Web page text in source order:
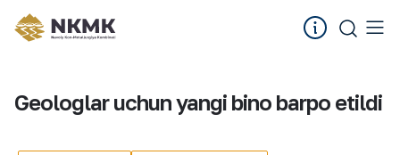
Geologlar uchun yangi bino barpo etildi